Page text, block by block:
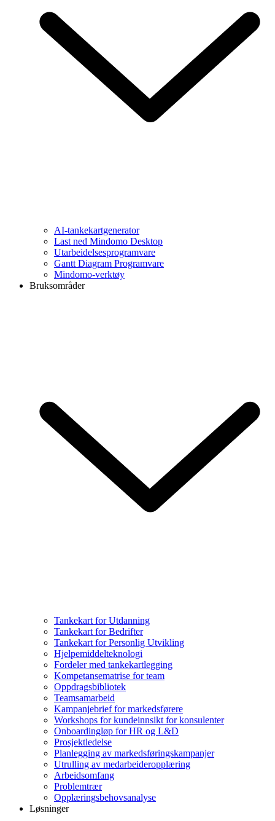
AI-tankekartgenerator
Last ned Mindomo Desktop
Utarbeidelsesprogramvare
Gantt Diagram Programvare
Mindomo-verktøy
Bruksområder
Tankekart for Utdanning
Tankekart for Bedrifter
Tankekart for Personlig Utvikling
Hjelpemiddelteknologi
Fordeler med tankekartlegging
Kompetansematrise for team
Oppdragsbibliotek
Teamsamarbeid
Kampanjebrief for markedsførere
Workshops for kundeinnsikt for konsulenter
Onboardingløp for HR og L&D
Prosjektledelse
Planlegging av markedsføringskampanjer
Utrulling av medarbeideropplæring
Arbeidsomfang
Problemtrær
Opplæringsbehovsanalyse
Løsninger